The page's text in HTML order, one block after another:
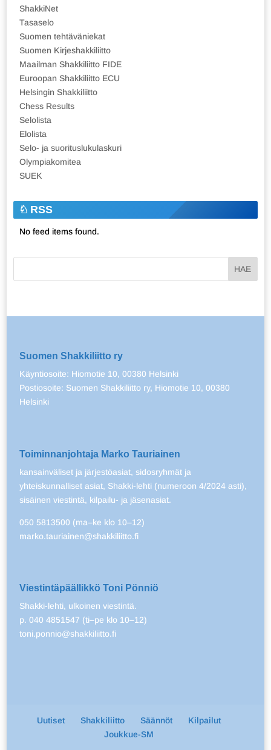
ShakkiNet
Tasaselo
Suomen tehtäväniekat
Suomen Kirjeshakkiliitto
Maailman Shakkiliitto FIDE
Euroopan Shakkiliitto ECU
Helsingin Shakkiliitto
Chess Results
Selolista
Elolista
Selo- ja suorituslukulaskuri
Olympiakomitea
SUEK
RSS
No feed items found.
Suomen Shakkiliitto ry
Käyntiosoite: Hiomotie 10, 00380 Helsinki
Postiosoite: Suomen Shakkiliitto ry, Hiomotie 10, 00380
Helsinki
Toiminnanjohtaja Marko Tauriainen
kansainväliset ja järjestöasiat, sidosryhmät ja
yhteiskunnalliset asiat, Shakki-lehti (numeroon 4/2024 asti),
sisäinen viestintä, kilpailu- ja jäsenasiat.
050 5813500 (ma–ke klo 10–12)
marko.tauriainen@shakkiliitto.fi
Viestintäpäällikkö Toni Pönniö
Shakki-lehti, ulkoinen viestintä.
p. 040 4851547 (ti–pe klo 10–12)
toni.ponnio@shakkiliitto.fi
Uutiset Shakkiliitto Säännöt
Kilpailut
Joukkue-SM